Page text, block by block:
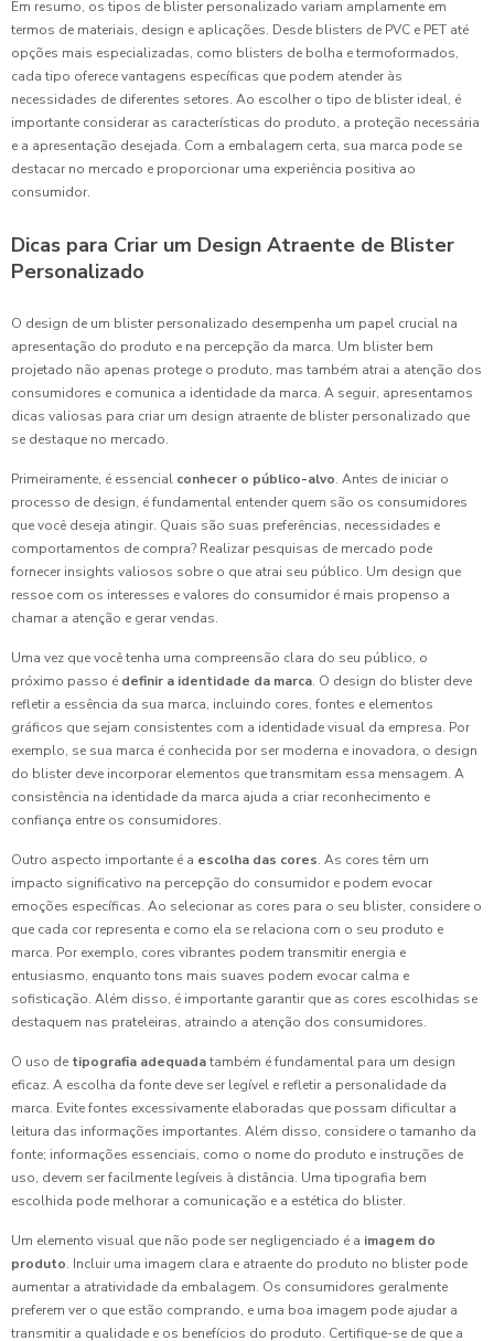
Em resumo, os tipos de blister personalizado variam amplamente em
termos de materiais, design e aplicações. Desde blisters de PVC e PET até
opções mais especializadas, como blisters de bolha e termoformados,
cada tipo oferece vantagens específicas que podem atender às
necessidades de diferentes setores. Ao escolher o tipo de blister ideal, é
importante considerar as características do produto, a proteção necessária
e a apresentação desejada. Com a embalagem certa, sua marca pode se
destacar no mercado e proporcionar uma experiência positiva ao
consumidor.
Dicas para Criar um Design Atraente de Blister
Personalizado
O design de um blister personalizado desempenha um papel crucial na
apresentação do produto e na percepção da marca. Um blister bem
projetado não apenas protege o produto, mas também atrai a atenção dos
consumidores e comunica a identidade da marca. A seguir, apresentamos
dicas valiosas para criar um design atraente de blister personalizado que
se destaque no mercado.
Primeiramente, é essencial conhecer o público-alvo. Antes de iniciar o
processo de design, é fundamental entender quem são os consumidores
que você deseja atingir. Quais são suas preferências, necessidades e
comportamentos de compra? Realizar pesquisas de mercado pode
fornecer insights valiosos sobre o que atrai seu público. Um design que
ressoe com os interesses e valores do consumidor é mais propenso a
chamar a atenção e gerar vendas.
Uma vez que você tenha uma compreensão clara do seu público, o
próximo passo é definir a identidade da marca. O design do blister deve
refletir a essência da sua marca, incluindo cores, fontes e elementos
gráficos que sejam consistentes com a identidade visual da empresa. Por
exemplo, se sua marca é conhecida por ser moderna e inovadora, o design
do blister deve incorporar elementos que transmitam essa mensagem. A
consistência na identidade da marca ajuda a criar reconhecimento e
confiança entre os consumidores.
Outro aspecto importante é a escolha das cores. As cores têm um
impacto significativo na percepção do consumidor e podem evocar
emoções específicas. Ao selecionar as cores para o seu blister, considere o
que cada cor representa e como ela se relaciona com o seu produto e
marca. Por exemplo, cores vibrantes podem transmitir energia e
entusiasmo, enquanto tons mais suaves podem evocar calma e
sofisticação. Além disso, é importante garantir que as cores escolhidas se
destaquem nas prateleiras, atraindo a atenção dos consumidores.
O uso de tipografia adequadatambém é fundamental para um design
eficaz. A escolha da fonte deve ser legível e refletir a personalidade da
marca. Evite fontes excessivamente elaboradas que possam dificultar a
leitura das informações importantes. Além disso, considere o tamanho da
fonte; informações essenciais, como o nome do produto e instruções de
uso, devem ser facilmente legíveis à distância. Uma tipografia bem
escolhida pode melhorar a comunicação e a estética do blister.
Um elemento visual que não pode ser negligenciado é a imagem do
produto. Incluir uma imagem clara e atraente do produto no blister pode
aumentar a atratividade da embalagem. Os consumidores geralmente
preferem ver o que estão comprando, e uma boa imagem pode ajudar a
transmitir a qualidade e os benefícios do produto. Certifique-se de que a